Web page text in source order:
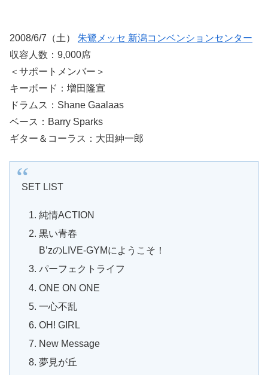
2008/6/7（土） 朱鷺メッセ 新潟コンベンションセンター
収容人数：9,000席
＜サポートメンバー＞
キーボード：増田隆宣
ドラムス：Shane Gaalaas
ベース：Barry Sparks
ギター＆コーラス：大田紳一郎
SET LIST
純情ACTION
黒い青春
B’zのLIVE-GYMにようこそ！
パーフェクトライフ
ONE ON ONE
一心不乱
OH! GIRL
New Message
夢見が丘